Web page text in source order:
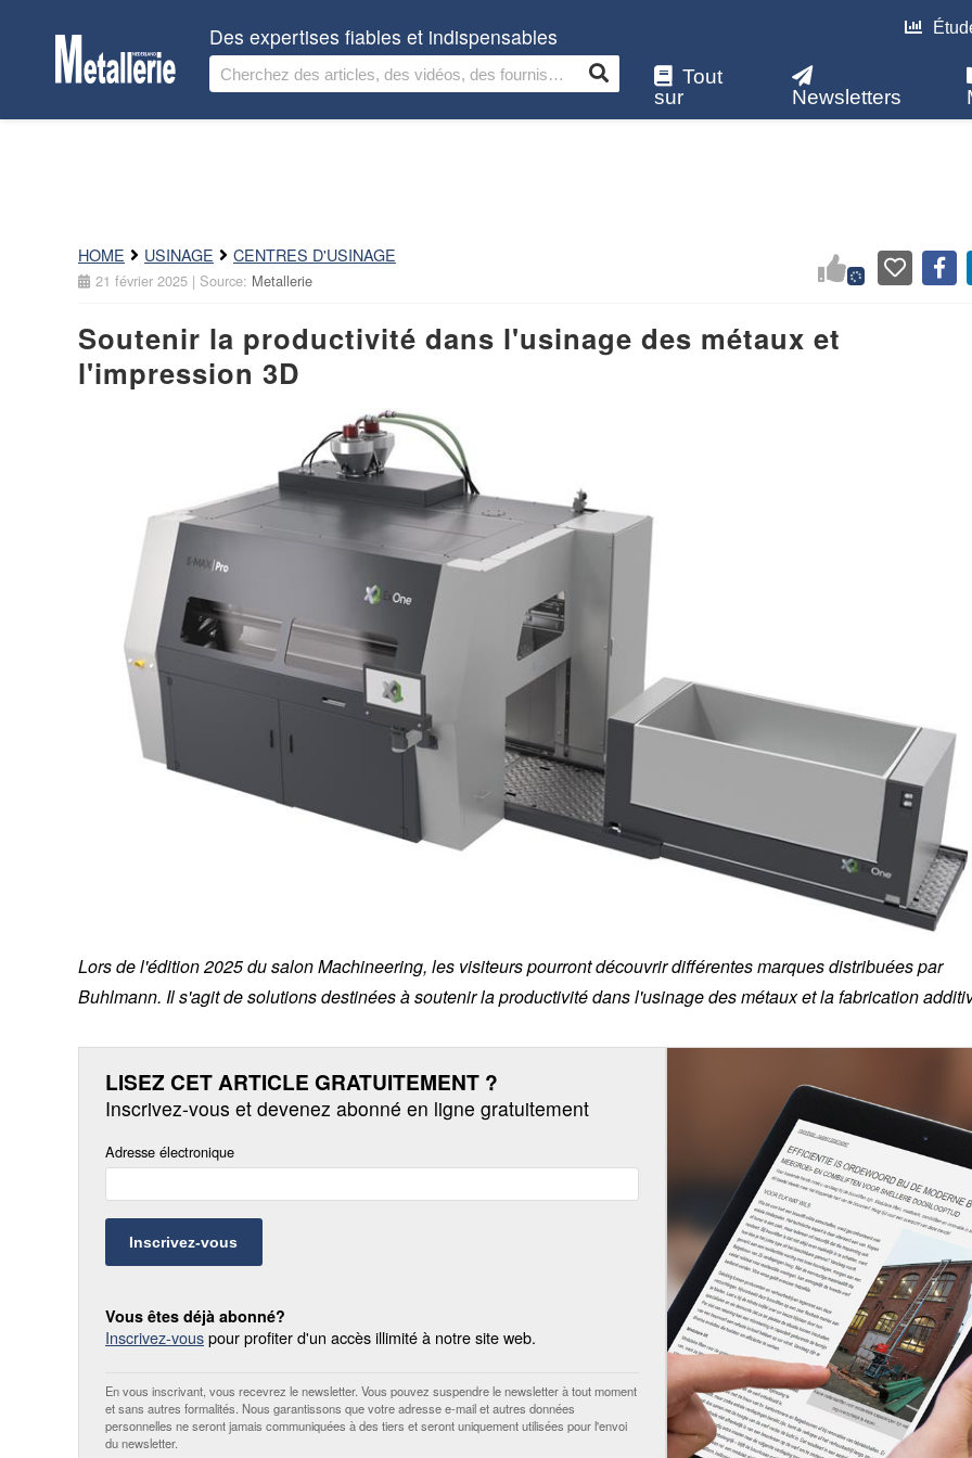
Des expertises fiables et indispensables
Tout
sur
Newsletters
HOME USINAGE CENTRES D'USINAGE
21 février 2025 | Source: Metallerie
Soutenir la productivité dans l'usinage des métaux et
l'impression 3D
Lors de l'édition 2025 du salon Machineering, les visiteurs pourront découvrir différentes marques distribuées par
Buhlmann. Il s'agit de solutions destinées à soutenir la productivité dans l'usinage des métaux et la fabrication
LISEZ CET ARTICLE GRATUITEMENT ?
Inscrivez-vous et devenez abonné en ligne gratuitement
Adresse électronique
Inscrivez-vous
Vous êtes déjà abonné?
Inscrivez-vouspour profiter d'un accès illimité à notre site web.
En vous inscrivant, vous recevrez le newsletter. Vous pouvez suspendre le newsletter à tout moment
et sans autres formalités. Nous garantissons que votre adresse e-mail et autres données
personnelles ne seront jamais communiquées à des tiers et seront uniquement utilisées pour l'envoi
du newsletter.